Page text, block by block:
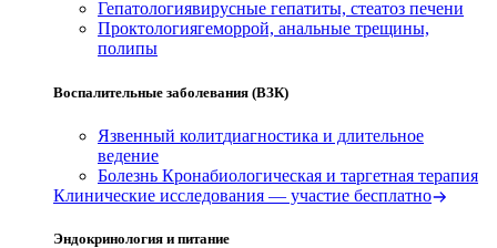
Гепатологиявирусные гепатиты, стеатоз печени
Проктологиягеморрой, анальные трещины,
полипы
Воспалительные заболевания (ВЗК)
Язвенный колитдиагностика и длительное
ведение
Болезнь Кронабиологическая и таргетная терапия
Клинические исследования — участие бесплатно
Эндокринология и питание